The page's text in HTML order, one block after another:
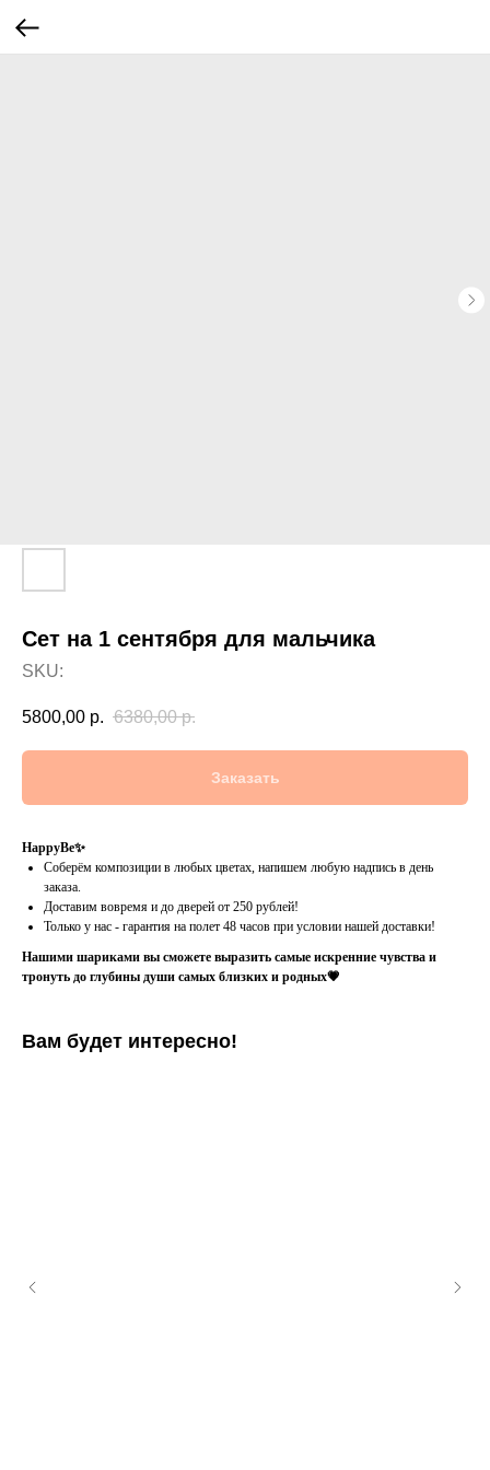
Сет на 1 сентября для мальчика
SKU:
5800,00 р. 6380,00 р.
Заказать
HappyBe✨
Соберём композиции в любых цветах, напишем любую надпись в день
заказа.
Доставим вовремя и до дверей от 250 рублей!
Только у нас - гарантия на полет 48 часов при условии нашей доставки!
Нашими шариками вы сможете выразить самые искренние чувства и
тронуть до глубины души самых близких и родных💗
Вам будет интересно!